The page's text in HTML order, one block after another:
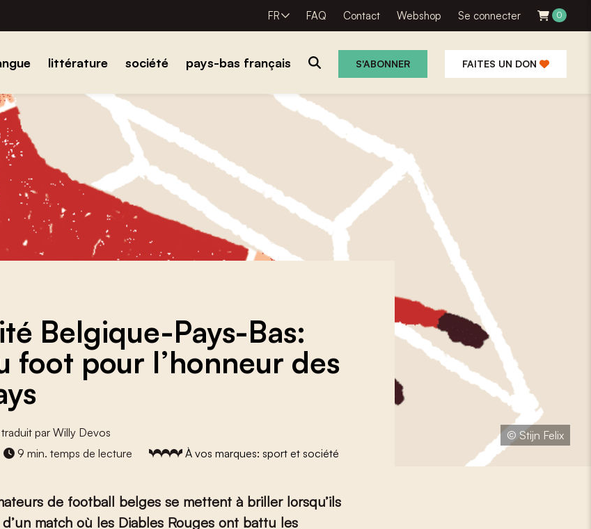
FR FAQ Contact Webshop Se connecter 0
littérature société pays-bas français S'ABONNER FAITES UN DON
© Stijn Felix
Belgique-Pays-Bas:
foot pour l’honneur des
par Willy Devos
9 min. temps de lecture À vos marques: sport et société
de football belges se mettent à briller lorsqu’ils
match où les Diables Rouges ont battu les